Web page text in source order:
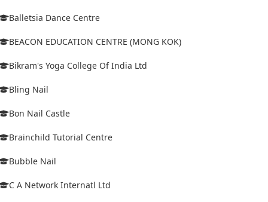
Balletsia Dance Centre
BEACON EDUCATION CENTRE (MONG KOK)
Bikram's Yoga College Of India Ltd
Bling Nail
Bon Nail Castle
Brainchild Tutorial Centre
Bubble Nail
C A Network Internatl Ltd